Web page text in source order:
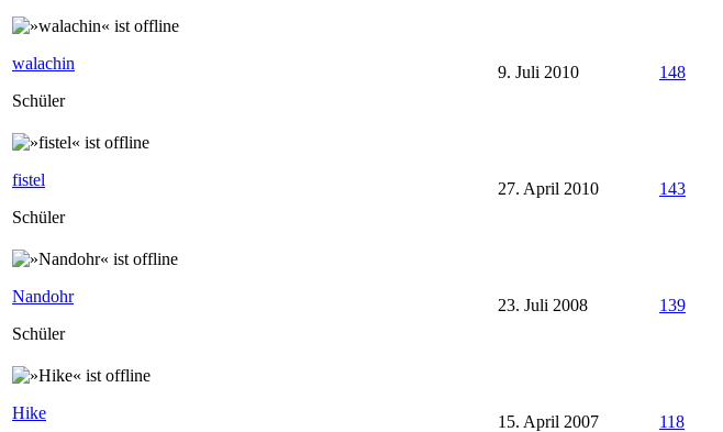
walachin
Schüler
9. Juli 2010 148
fistel
Schüler
27. April 2010 143
Nandohr
Schüler
23. Juli 2008 139
Hike
15. April 2007 118